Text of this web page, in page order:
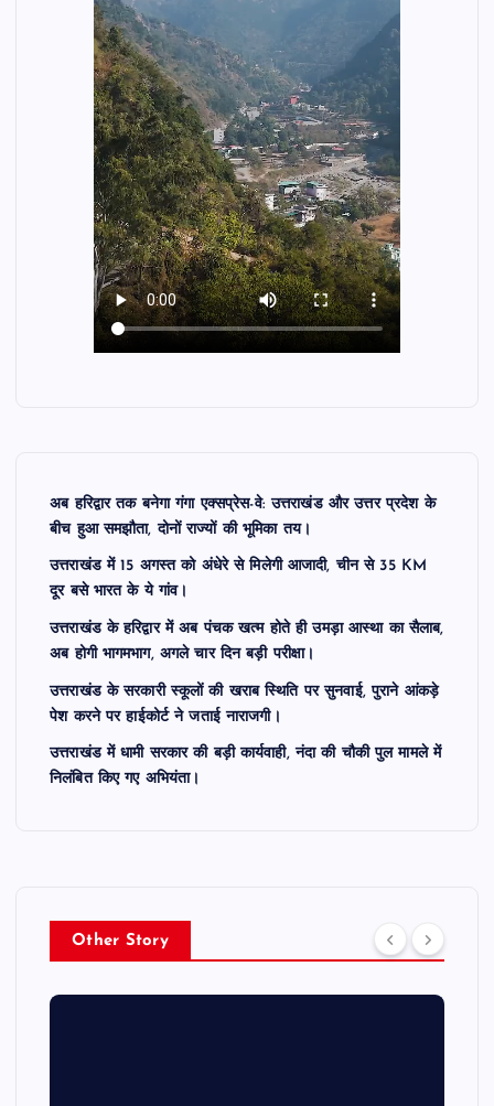
अब हरिद्वार तक बनेगा गंगा एक्सप्रेस-वे: उत्तराखंड और उत्तर प्रदेश के
बीच हुआ समझौता, दोनों राज्यों की भूमिका तय।
उत्तराखंड में 15 अगस्त को अंधेरे से मिलेगी आजादी, चीन से 35 KM
दूर बसे भारत के ये गांव।
उत्तराखंड के हरिद्वार में अब पंचक खत्म होते ही उमड़ा आस्था का सैलाब,
अब होगी भागमभाग, अगले चार दिन बड़ी परीक्षा।
उत्तराखंड के सरकारी स्कूलों की खराब स्थिति पर सुनवाई, पुराने आंकड़े
पेश करने पर हाईकोर्ट ने जताई नाराजगी।
उत्तराखंड में धामी सरकार की बड़ी कार्यवाही, नंदा की चौकी पुल मामले में
निलंबित किए गए अभियंता।
Other Story